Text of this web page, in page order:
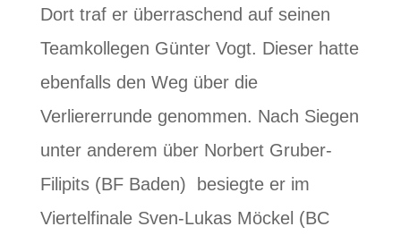
Dort traf er überraschend auf seinen
Teamkollegen Günter Vogt. Dieser hatte
ebenfalls den Weg über die
Verliererrunde genommen. Nach Siegen
unter anderem über Norbert Gruber-
Filipits (BF Baden) besiegte er im
Viertelfinale Sven-Lukas Möckel (BC